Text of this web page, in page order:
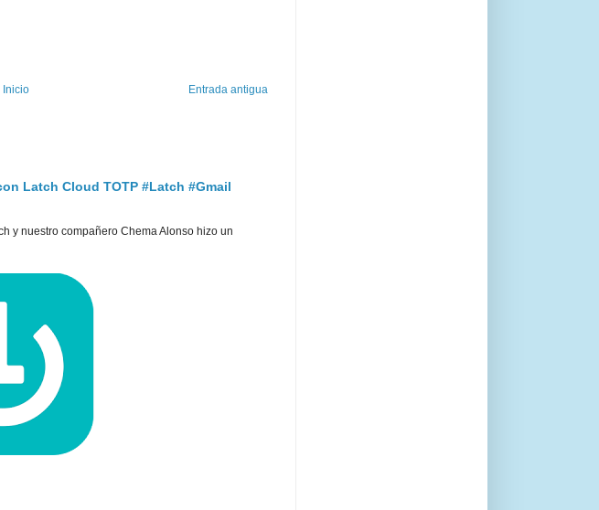
Entrada antigua
Inicio
Latch Cloud TOTP #Latch #Gmail
y nuestro compañero Chema Alonso hizo un